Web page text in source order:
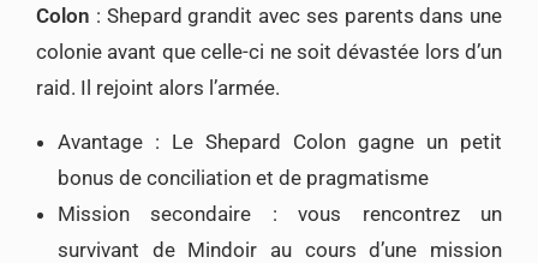
Colon : Shepard grandit avec ses parents dans une
colonie avant que celle-ci ne soit dévastée lors d’un
raid. Il rejoint alors l’armée.
Avantage : Le Shepard Colon gagne un petit
bonus de conciliation et de pragmatisme
Mission secondaire : vous rencontrez un
survivant de Mindoir au cours d’une mission